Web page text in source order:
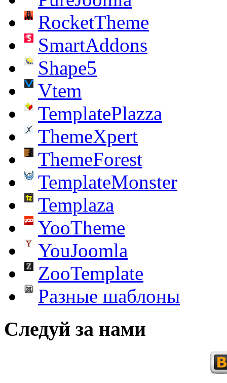
RocketTheme
SmartAddons
Shape5
Vtem
TemplatePlazza
ThemeXpert
ThemeForest
TemplateMonster
Templaza
YooTheme
YouJoomla
ZooTemplate
Разные шаблоны
Следуй за нами